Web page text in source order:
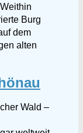
Burg
dem
alten
Wald –